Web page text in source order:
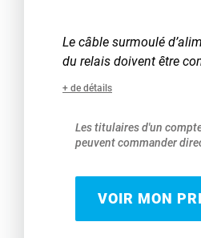
Le câble surmoulé
du relais doivent être
+ de détails
Les titulaires d'un
peuvent commander
VOIR MON